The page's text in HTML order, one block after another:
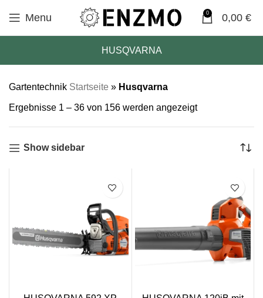
Menu 0 0,00 €
HUSQVARNA
Gartentechnik Startseite » Husqvarna
Ergebnisse 1 – 36 von 156 werden angezeigt
Show sidebar